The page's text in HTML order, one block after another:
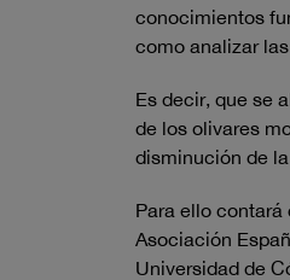
conocimientos
como analizar
Es decir, que se
de los olivares
disminución de
Para ello
Asociación
Universidad de